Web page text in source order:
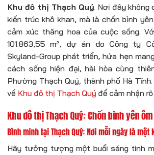
Khu đô thị Thạch Quý. Nơi đây không
kiến trúc khô khan, mà là chốn bình
cảm xúc thăng hoa của cuộc sống.
101.863,55 m², dự án do Công ty
Skyland-Group phát triển, hứa hẹn
cách sống hiện đại, hài hòa cùng
Phường Thạch Quý, thành phố Hà
về Khu đô thị Thạch Quý để cảm nhận
Khu đô thị Thạch Quý: Chốn bình yên
Bình minh tại Thạch Quý: Nơi mỗi ngày là một
Hãy tưởng tượng một buổi sáng tinh